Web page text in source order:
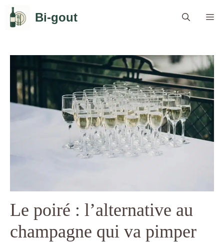
Aller
contenu
Bi-gout
Le poiré : l’alternative au
champagne qui va pimper